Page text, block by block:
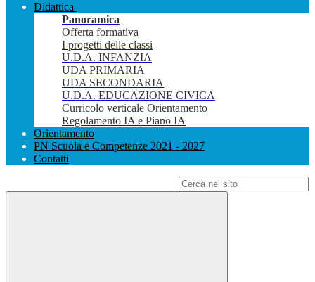
Didattica
Panoramica
Offerta formativa
I progetti delle classi
U.D.A. INFANZIA
UDA PRIMARIA
UDA SECONDARIA
U.D.A. EDUCAZIONE CIVICA
Curricolo verticale Orientamento
Regolamento IA e Piano IA
Orientamento
PN Scuola e Competenze 2021 - 2027
Contatti